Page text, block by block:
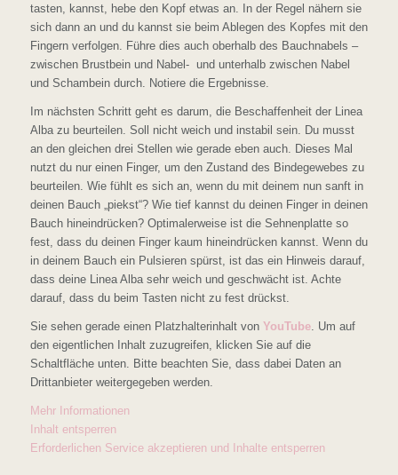
tasten, kannst, hebe den Kopf etwas an. In der Regel nähern sie
sich dann an und du kannst sie beim Ablegen des Kopfes mit den
Fingern verfolgen. Führe dies auch oberhalb des Bauchnabels –
zwischen Brustbein und Nabel- und unterhalb zwischen Nabel
und Schambein durch. Notiere die Ergebnisse.
Im nächsten Schritt geht es darum, die Beschaffenheit der Linea
Alba zu beurteilen. Soll nicht weich und instabil sein. Du musst
an den gleichen drei Stellen wie gerade eben auch. Dieses Mal
nutzt du nur einen Finger, um den Zustand des Bindegewebes zu
beurteilen. Wie fühlt es sich an, wenn du mit deinem nun sanft in
deinen Bauch „piekst“? Wie tief kannst du deinen Finger in deinen
Bauch hineindrücken? Optimalerweise ist die Sehnenplatte so
fest, dass du deinen Finger kaum hineindrücken kannst. Wenn du
in deinem Bauch ein Pulsieren spürst, ist das ein Hinweis darauf,
dass deine Linea Alba sehr weich und geschwächt ist. Achte
darauf, dass du beim Tasten nicht zu fest drückst.
Sie sehen gerade einen Platzhalterinhalt von YouTube. Um auf
den eigentlichen Inhalt zuzugreifen, klicken Sie auf die
Schaltfläche unten. Bitte beachten Sie, dass dabei Daten an
Drittanbieter weitergegeben werden.
Mehr Informationen
Inhalt entsperren
Erforderlichen Service akzeptieren und Inhalte entsperren